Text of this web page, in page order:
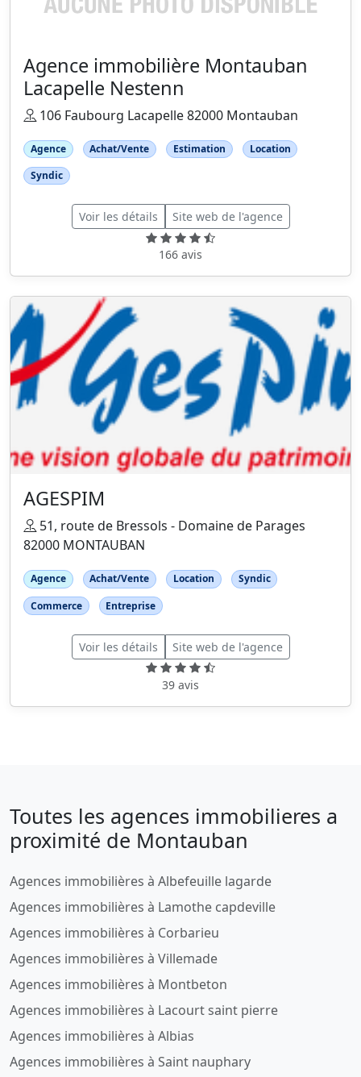
Agence immobilière Montauban
Lacapelle Nestenn
106 Faubourg Lacapelle 82000 Montauban
Agence Achat/Vente Estimation
Location
Syndic
Voir les détails Site web de l'agence
166 avis
AGESPIM
51, route de Bressols - Domaine de Parages
82000 MONTAUBAN
Agence Achat/Vente Location
Syndic
Commerce
Entreprise
Voir les détails Site web de l'agence
39 avis
Toutes les agences immobilieres a
proximité de Montauban
Agences immobilières à Albefeuille lagarde
Agences immobilières à Lamothe capdeville
Agences immobilières à Corbarieu
Agences immobilières à Villemade
Agences immobilières à Montbeton
Agences immobilières à Lacourt saint pierre
Agences immobilières à Albias
Agences immobilières à Saint nauphary